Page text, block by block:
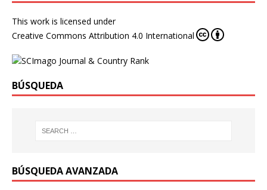
This work is licensed under
Creative Commons Attribution 4.0 International
BÚSQUEDA
BÚSQUEDA AVANZADA